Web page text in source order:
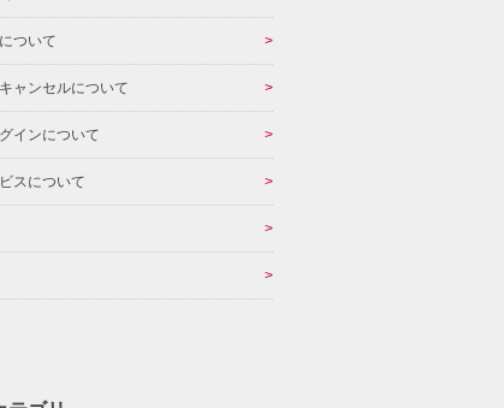
ついて
ャンセルについて
インについて
スについて